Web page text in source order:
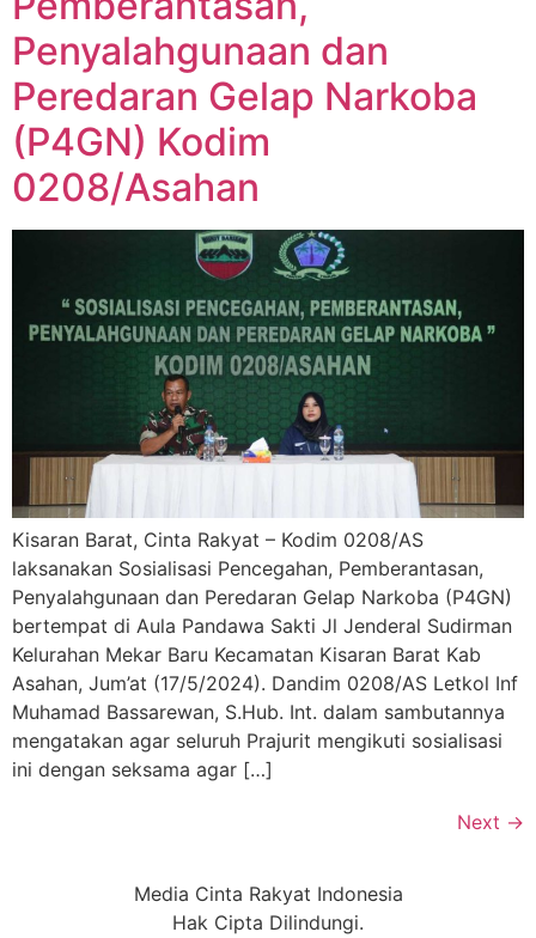
Penyalahgunaan dan
Peredaran Gelap Narkoba
(P4GN) Kodim
0208/Asahan
Kisaran Barat, Cinta Rakyat – Kodim 0208/AS
laksanakan Sosialisasi Pencegahan, Pemberantasan,
Penyalahgunaan dan Peredaran Gelap Narkoba (P4GN)
bertempat di Aula Pandawa Sakti Jl Jenderal Sudirman
Kelurahan Mekar Baru Kecamatan Kisaran Barat Kab
Asahan, Jum’at (17/5/2024). Dandim 0208/AS Letkol Inf
Muhamad Bassarewan, S.Hub. Int. dalam sambutannya
mengatakan agar seluruh Prajurit mengikuti sosialisasi
ini dengan seksama agar […]
Next →
Media Cinta Rakyat Indonesia
Hak Cipta Dilindungi.